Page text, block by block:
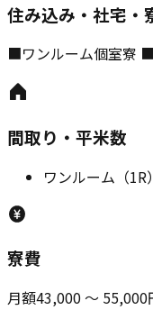
住み込み・社宅・
■ワンルーム個室寮
間取り・平米数
ワンルーム（1R）
寮費
月額43,000 ～ 55,000